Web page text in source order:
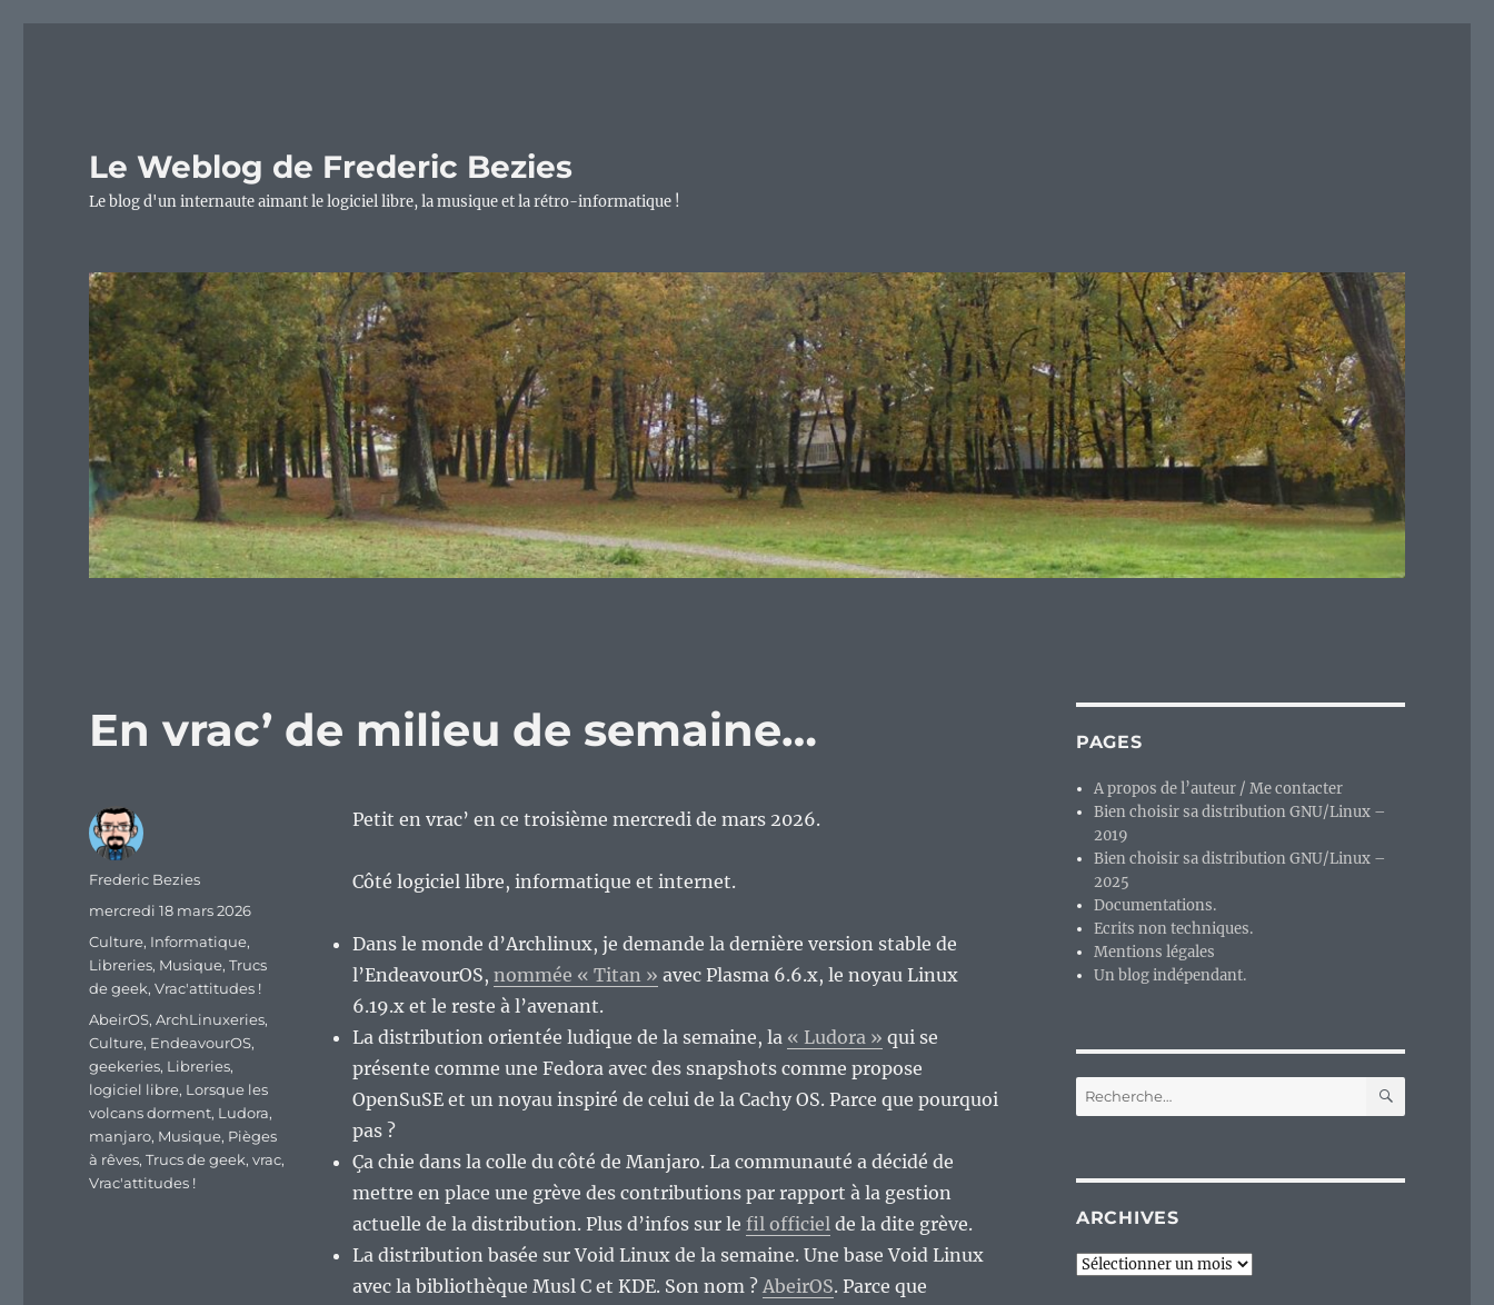
Le Weblog de Frederic Bezies
Le blog d'un internaute aimant le logiciel libre, la musique et la rétro-informatique !
En vrac’ de milieu de semaine…
Petit en vrac’ en ce troisième mercredi de mars 2026.
Côté logiciel libre, informatique et internet.
Dans le monde d’Archlinux, je demande la dernière version stable de
l’EndeavourOS, nommée « Titan » avec Plasma 6.6.x, le noyau Linux
6.19.x et le reste à l’avenant.
La distribution orientée ludique de la semaine, la « Ludora » qui se
présente comme une Fedora avec des snapshots comme propose
OpenSuSE et un noyau inspiré de celui de la Cachy OS. Parce que pourquoi
pas ?
Ça chie dans la colle du côté de Manjaro. La communauté a décidé de
mettre en place une grève des contributions par rapport à la gestion
actuelle de la distribution. Plus d’infos sur le fil officielde la dite grève.
La distribution basée sur Void Linux de la semaine. Une base Void Linux
avec la bibliothèque Musl C et KDE. Son nom ? AbeirOS. Parce que
Auteur
Frederic Bezies
Publié
mercredi 18 mars 2026
Catégories
Culture, Informatique,
Libreries, Musique,Trucs
de geek,Vrac'attitudes !
Étiquettes
AbeirOS,ArchLinuxeries,
Culture, EndeavourOS,
geekeries, Libreries,
logiciel libre, Lorsque les
volcans dorment, Ludora,
manjaro, Musique, Pièges
à rêves,Trucs de geek,vrac,
Vrac'attitudes !
PAGES
A propos de l’auteur / Me contacter
Bien choisir sa distribution GNU/Linux –
2019
Bien choisir sa distribution GNU/Linux –
2025
Documentations.
Ecrits non techniques.
Mentions légales
Un blog indépendant.
Recherche
pour :
ARCHIVES
Archives